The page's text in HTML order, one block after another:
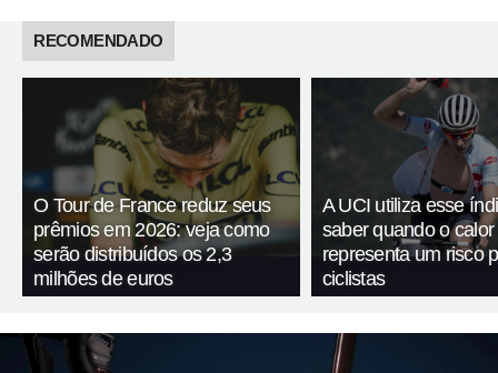
RECOMENDADO
O Tour de France reduz seus
prêmios em 2026: veja como
serão distribuídos os 2,3
milhões de euros
A UCI utiliza esse
saber quando o calor
representa um risco
ciclistas